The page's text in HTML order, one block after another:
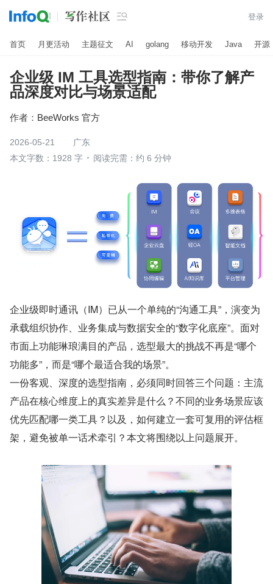
 登录
首页 月更活动 主题征文 AI golang 移动开发 Java 开源
企业级 IM 工具选型指南：带你了解产
品深度对比与场景适配
作者： BeeWorks 官方
2026-05-21
广东
本文字数：1928 字
阅读完需：约 6 分钟
企业级即时通讯（IM）已从一个单纯的“沟通工具”，演变为
承载组织协作、业务集成与数据安全的“数字化底座”。面对
市面上功能琳琅满目的产品，选型最大的挑战不再是“哪个
功能多”，而是“哪个最适合我的场景”。
一份客观、深度的选型指南，必须同时回答三个问题：主流
产品在核心维度上的真实差异是什么？不同的业务场景应该
优先匹配哪一类工具？以及，如何建立一套可复用的评估框
架，避免被单一话术牵引？本文将围绕以上问题展开。